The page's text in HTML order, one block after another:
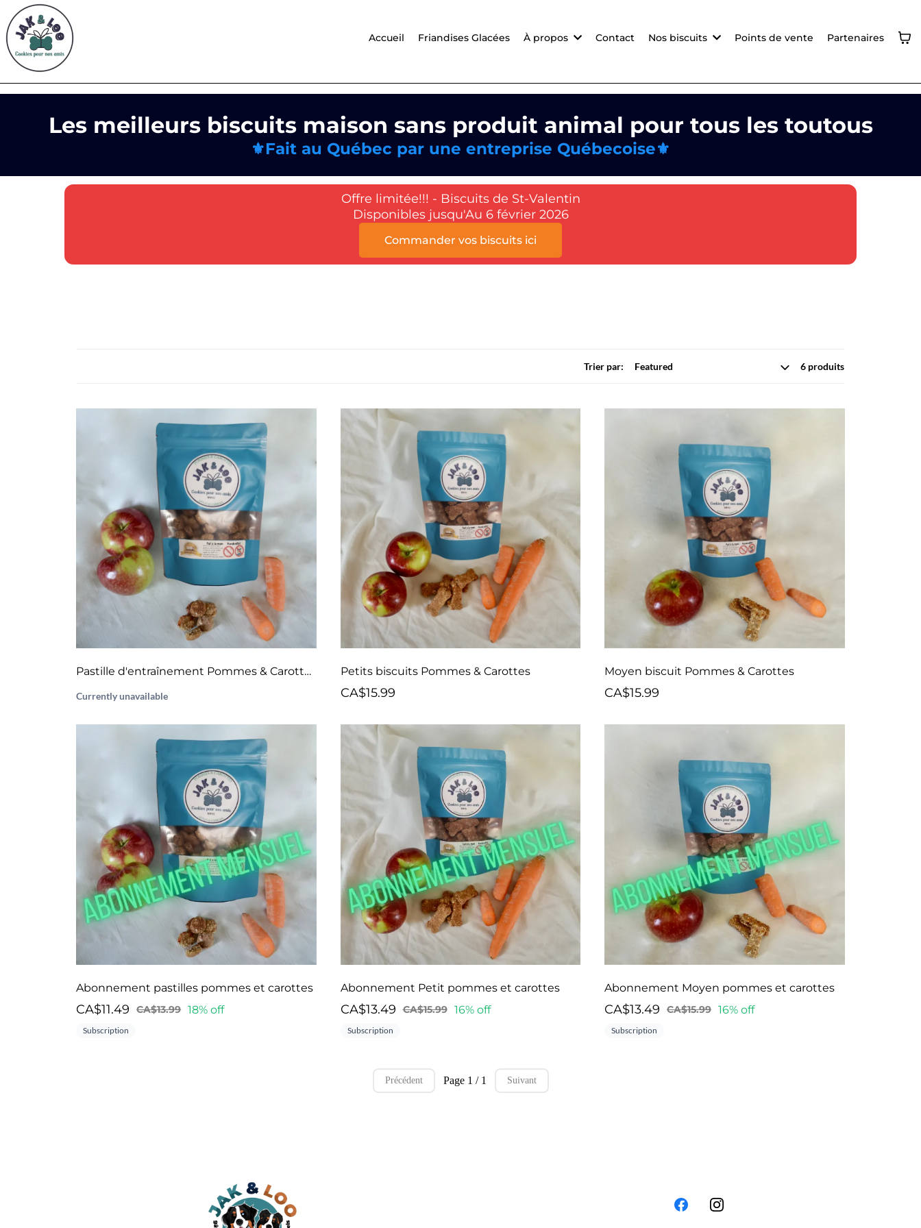
Accueil Friandises Glacées À propos Contact Nos biscuits Points de vente Partenaires
Les meilleurs biscuits maison sans produit animal pour tous les toutous
⚜️Fait au Québec par une entreprise Québecoise⚜️
Offre limitée!!! - Biscuits de St-Valentin
Disponibles jusqu'Au 6 février 2026
Commander vos biscuits ici
Trier par: 6 produits
Pastille d'entraînement Pommes & Carottes
Currently unavailable
Petits biscuits Pommes & Carottes
CA$15.99
Moyen biscuit Pommes & Carottes
CA$15.99
Abonnement pastilles pommes et carottes
CA$11.49 CA$13.99 18% off
Subscription
Abonnement Petit pommes et carottes
CA$13.49 CA$15.99 16% off
Subscription
Abonnement Moyen pommes et carottes
CA$13.49 CA$15.99 16% off
Subscription
Précédent Page 1 / 1 Suivant